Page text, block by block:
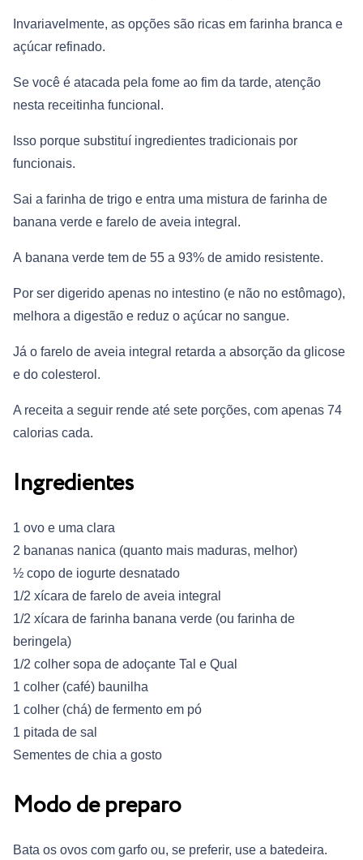
Invariavelmente, as opções são ricas em farinha branca e
açúcar refinado.
Se você é atacada pela fome ao fim da tarde, atenção
nesta receitinha funcional.
Isso porque substituí ingredientes tradicionais por
funcionais.
Sai a farinha de trigo e entra uma mistura de farinha de
banana verde e farelo de aveia integral.
A banana verde tem de 55 a 93% de amido resistente.
Por ser digerido apenas no intestino (e não no estômago),
melhora a digestão e reduz o açúcar no sangue.
Já o farelo de aveia integral retarda a absorção da glicose
e do colesterol.
A receita a seguir rende até sete porções, com apenas 74
calorias cada.
Ingredientes
1 ovo e uma clara
2 bananas nanica (quanto mais maduras, melhor)
½ copo de iogurte desnatado
1/2 xícara de farelo de aveia integral
1/2 xícara de farinha banana verde (ou farinha de
beringela)
1/2 colher sopa de adoçante Tal e Qual
1 colher (café) baunilha
1 colher (chá) de fermento em pó
1 pitada de sal
Sementes de chia a gosto
Modo de preparo
Bata os ovos com garfo ou, se preferir, use a batedeira.